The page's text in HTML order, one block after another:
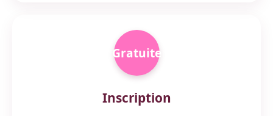
Gratuite
Inscription